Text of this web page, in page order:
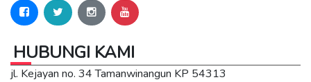
HUBUNGI KAMI
jl. Kejayan no. 34 Tamanwinangun KP 54313